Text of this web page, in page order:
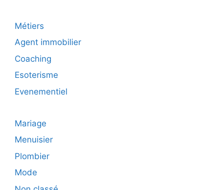
Métiers
Agent immobilier
Coaching
Esoterisme
Evenementiel
Mariage
Menuisier
Plombier
Mode